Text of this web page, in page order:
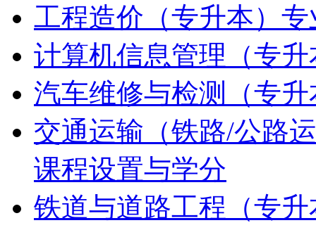
工程造价（专升本）
计算机信息管理（专
汽车维修与检测（专
交通运输（铁路/公路
课程设置与学分
铁道与道路工程（专